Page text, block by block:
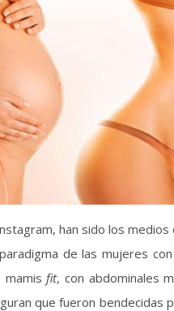
han sido los
de las mujeres
mamis fit, con abdominales
que fueron bendecidas